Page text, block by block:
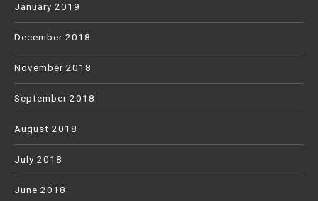
January 2019
December 2018
November 2018
September 2018
August 2018
July 2018
June 2018